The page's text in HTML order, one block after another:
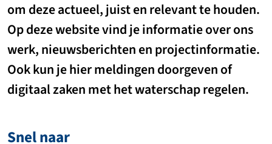
om deze actueel, juist en relevant te houden.
Op deze website vind je informatie over ons
werk, nieuwsberichten en projectinformatie.
Ook kun je hier meldingen doorgeven of
digitaal zaken met het waterschap regelen.
Snel naar